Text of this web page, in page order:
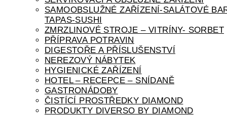
SAMOOBSLUŽNÉ ZAŘÍZENÍ-SALÁTOVÉ
TAPAS-SUSHI
ZMRZLINOVÉ STROJE – VITRÍNY- SORBET
PŘÍPRAVA POTRAVIN
DIGESTOŘE A PŘÍSLUŠENSTVÍ
NEREZOVÝ NÁBYTEK
HYGIENICKÉ ZAŘÍZENÍ
HOTEL – RECEPCE – SNÍDANĚ
GASTRONÁDOBY
ČISTÍCÍ PROSTŘEDKY DIAMOND
PRODUKTY DIVERSO BY DIAMOND